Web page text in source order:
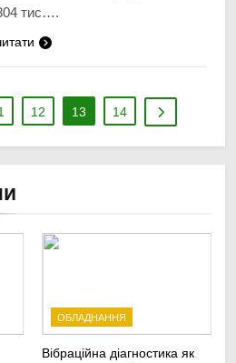
тис….
12 13 14
ОБЛАДНАННЯ
Вібраційна діагностика як